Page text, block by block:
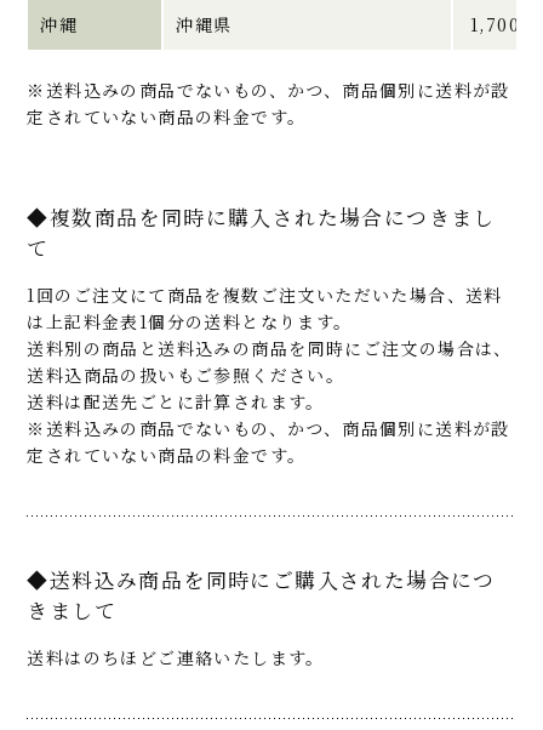
沖縄 沖縄県 1,700円
※送料込みの商品でないもの、かつ、商品個別に送料が設
定されていない商品の料金です。
◆複数商品を同時に購入された場合につきまし
て
1回のご注文にて商品を複数ご注文いただいた場合、送料
は上記料金表1個分の送料となります。
送料別の商品と送料込みの商品を同時にご注文の場合は、
送料込商品の扱いもご参照ください。
送料は配送先ごとに計算されます。
※送料込みの商品でないもの、かつ、商品個別に送料が設
定されていない商品の料金です。
◆送料込み商品を同時にご購入された場合につ
きまして
送料はのちほどご連絡いたします。